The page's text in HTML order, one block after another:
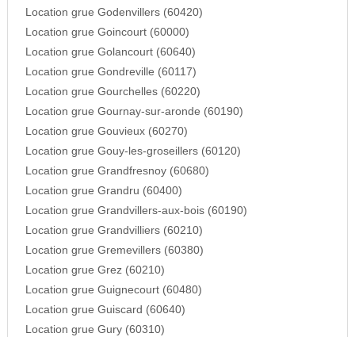
Location grue Godenvillers (60420)
Location grue Goincourt (60000)
Location grue Golancourt (60640)
Location grue Gondreville (60117)
Location grue Gourchelles (60220)
Location grue Gournay-sur-aronde (60190)
Location grue Gouvieux (60270)
Location grue Gouy-les-groseillers (60120)
Location grue Grandfresnoy (60680)
Location grue Grandru (60400)
Location grue Grandvillers-aux-bois (60190)
Location grue Grandvilliers (60210)
Location grue Gremevillers (60380)
Location grue Grez (60210)
Location grue Guignecourt (60480)
Location grue Guiscard (60640)
Location grue Gury (60310)